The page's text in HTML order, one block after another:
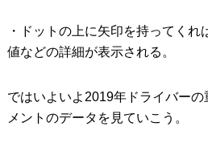
・ドットの上に矢印を持ってく
値などの詳細が表示される。
ではいよいよ2019年ドライバー
メントのデータを見ていこう。